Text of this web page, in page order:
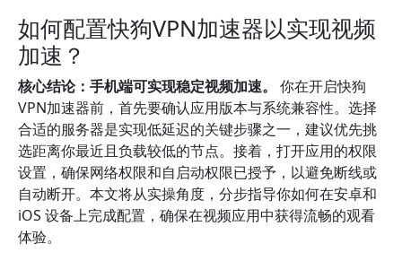
如何配置快狗VPN加速器以实现视频
加速？
核心结论：手机端可实现稳定视频加速。
你在开启快狗
VPN加速器前，首先要确认应用版本与系统兼容性。选择
合适的服务器是实现低延迟的关键步骤之一，建议优先挑
选距离你最近且负载较低的节点。接着，打开应用的权限
设置，确保网络权限和自启动权限已授予，以避免断线或
自动断开。本文将从实操角度，分步指导你如何在安卓和
iOS 设备上完成配置，确保在视频应用中获得流畅的观看
体验。